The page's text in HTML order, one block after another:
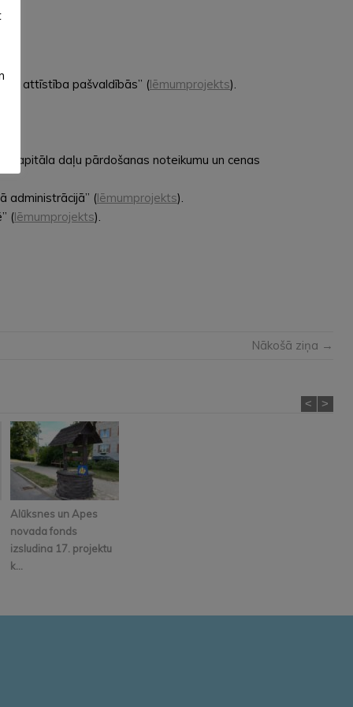
attīstība pašvaldībās” (lēmumprojekts).
kapitāla daļu pārdošanas noteikumu un cenas
administrācijā” (lēmumprojekts).
(lēmumprojekts).
Nākošā ziņa →
Alūksnes un Apes
novada fonds
izsludina 17. projektu
k...
< >